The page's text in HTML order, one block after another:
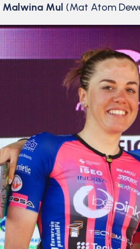
Malwina Mul (Mat Atom